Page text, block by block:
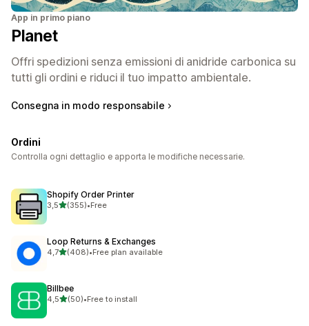
App in primo piano
Planet
Offri spedizioni senza emissioni di anidride carbonica su
tutti gli ordini e riduci il tuo impatto ambientale.
Consegna in modo responsabile
Ordini
Controlla ogni dettaglio e apporta le modifiche necessarie.
Shopify Order Printer
3,5stelle su 5
(355)
355 recensioni totali
•Free
Loop Returns & Exchanges
4,7stelle su 5
(408)
408 recensioni totali
•Free plan available
Billbee
4,5stelle su 5
(50)
50 recensioni totali
•Free to install